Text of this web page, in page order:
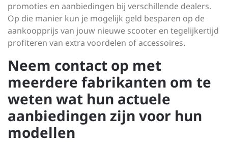
promoties en aanbiedingen bij verschillende dealers.
Op die manier kun je mogelijk geld besparen op de
aankoopprijs van jouw nieuwe scooter en tegelijkertijd
profiteren van extra voordelen of accessoires.
Neem contact op met
meerdere fabrikanten om te
weten wat hun actuele
aanbiedingen zijn voor hun
modellen